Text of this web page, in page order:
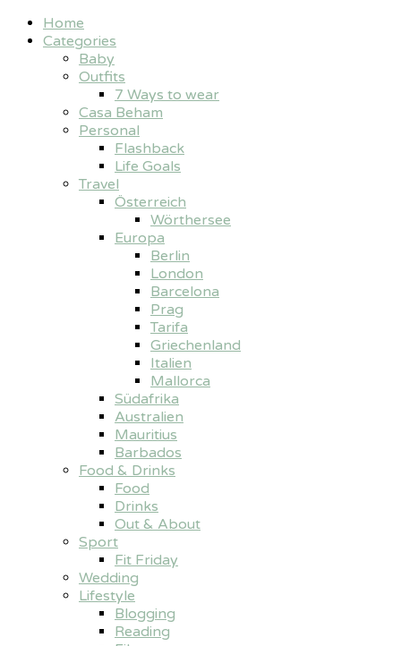
Home
Categories
Baby
Outfits
7 Ways to wear
Casa Beham
Personal
Flashback
Life Goals
Travel
Österreich
Wörthersee
Europa
Berlin
London
Barcelona
Prag
Tarifa
Griechenland
Italien
Mallorca
Südafrika
Australien
Mauritius
Barbados
Food & Drinks
Food
Drinks
Out & About
Sport
Fit Friday
Wedding
Lifestyle
Blogging
Reading